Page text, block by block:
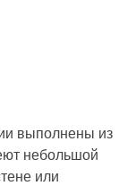
выполнены из
небольшой
или